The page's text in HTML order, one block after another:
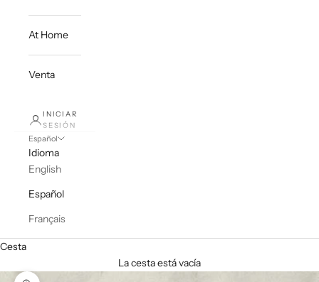
At Home
Venta
INICIAR
SESIÓN
Español
Idioma
English
Español
Français
Cesta
La cesta está vacía